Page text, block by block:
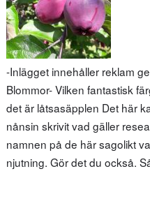
-Inlägget innehåller reklam
Blommor- Vilken fantastisk
det är låtsasäpplen Det här
nånsin skrivit vad gäller
namnen på de här sagolikt
njutning. Gör det du också.